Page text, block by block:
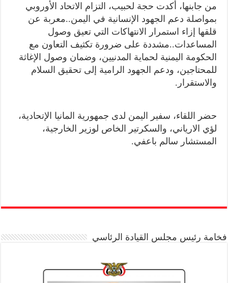
من جابنها، أكدت حجة لحبيب، التزام الاتحاد الأوروبي
بمواصلة دعم الجهود الإنسانية في اليمن..معربة عن
قلقها إزاء استمرار الانتهاكات التي تعيق وصول
المساعدات..مشددة على ضرورة تكثيف التعاون مع
الحكومة اليمنية لحماية المدنيين، وضمان وصول الإغاثة
للمحتاجين، ودعم الجهود الرامية إلى تحقيق السلام
والاستقرار.
حضر اللقاء، سفير اليمن لدى جمهورية المانيا الإتحادية،
لؤي الارياني، والسكرتير الخاص لوزير الخارجية،
المستشار سالم باعفي.
فخامة رئيس مجلس القيادة الرئاسي